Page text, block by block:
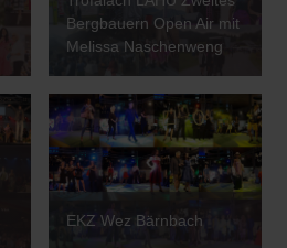
Bergbauern Open Air mit
Melissa Naschenweng
EKZ Wez Bärnbach